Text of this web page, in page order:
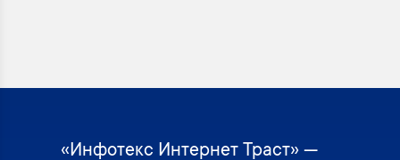
«Инфотекс Интернет Траст» —